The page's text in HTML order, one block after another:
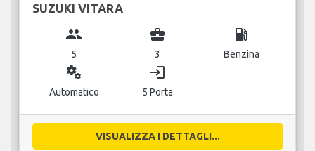
SUZUKI VITARA
group
5
business_center
3
local_gas_station
Benzina
miscellaneous_services
Automatico
login
5 Porta
VISUALIZZA I DETTAGLI...